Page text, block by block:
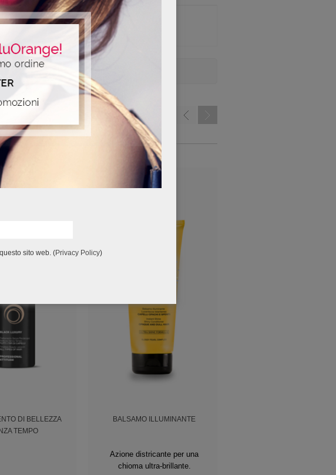
DI BELLEZZA
TEMPO
BALSAMO ILLUMINANTE
Azione districante per una
chioma ultra-brillante.
sito web. (Privacy Policy)